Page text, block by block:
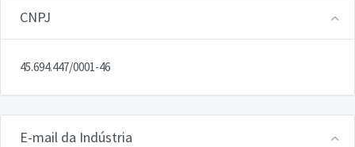
CNPJ
45.694.447/0001-46
E-mail da Indústria